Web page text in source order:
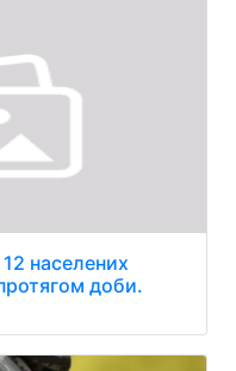
населених
доби.